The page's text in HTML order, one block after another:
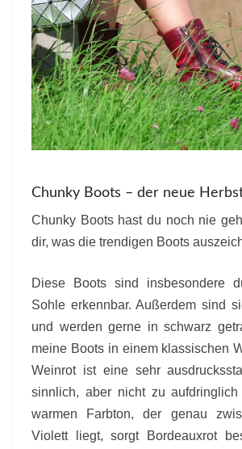
Chunky Boots – der neue
Chunky Boots hast du noch nie
dir, was die trendigen Boots
Diese Boots sind insbesondere
Sohle erkennbar. Außerdem sind
und werden gerne in schwarz
meine Boots in einem klassischen
Weinrot ist eine sehr
sinnlich, aber nicht zu
warmen Farbton, der genau
Violett liegt, sorgt Bordeauxrot